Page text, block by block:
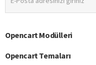
Posta
adresinizi
Opencart Modülleri
Opencart Temaları